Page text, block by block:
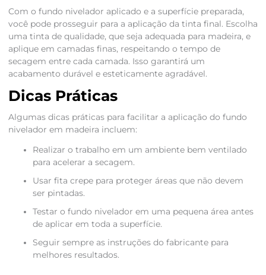
Com o fundo nivelador aplicado e a superfície preparada,
você pode prosseguir para a aplicação da tinta final. Escolha
uma tinta de qualidade, que seja adequada para madeira, e
aplique em camadas finas, respeitando o tempo de
secagem entre cada camada. Isso garantirá um
acabamento durável e esteticamente agradável.
Dicas Práticas
Algumas dicas práticas para facilitar a aplicação do fundo
nivelador em madeira incluem:
Realizar o trabalho em um ambiente bem ventilado
para acelerar a secagem.
Usar fita crepe para proteger áreas que não devem
ser pintadas.
Testar o fundo nivelador em uma pequena área antes
de aplicar em toda a superfície.
Seguir sempre as instruções do fabricante para
melhores resultados.